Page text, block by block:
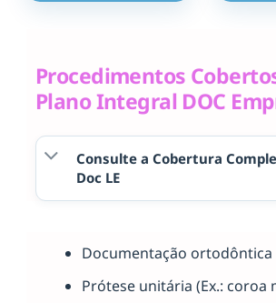
Procedimentos
Plano Integral DOC
Consulte a Cobertura
Doc LE
Documentação ortodôntica
Prótese unitária (Ex.: coroa